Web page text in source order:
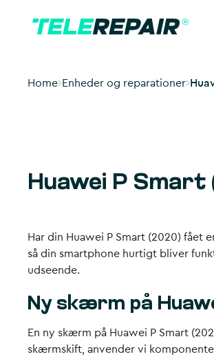
Home Enheder og reparationer
Huawei P
Har din Huawei P Smart (2020) fået
så din smartphone hurtigt bliver
udseende.
Ny skærm på
En ny skærm på Huawei P Smart
skærmskift, anvender vi